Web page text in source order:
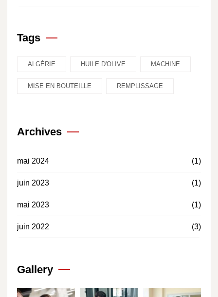
Tags
ALGÉRIE HUILE D'OLIVE MACHINE
MISE EN BOUTEILLE REMPLISSAGE
Archives
mai 2024 (1)
juin 2023 (1)
mai 2023 (1)
juin 2022 (3)
Gallery